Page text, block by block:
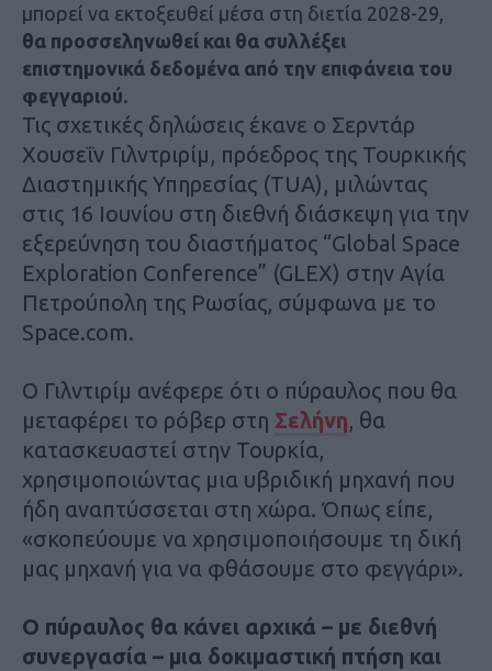
μπορεί να εκτοξευθεί μέσα στη διετία 2028-29,
θα προσσεληνωθεί και θα συλλέξει
επιστημονικά δεδομένα από την επιφάνεια του
φεγγαριού.
Τις σχετικές δηλώσεις έκανε ο Σερντάρ
Χουσεΐν Γιλντριρίμ, πρόεδρος της Τουρκικής
Διαστημικής Υπηρεσίας (TUA), μιλώντας
στις 16 Ιουνίου στη διεθνή διάσκεψη για την
εξερεύνηση του διαστήματος “Global Space
Exploration Conference” (GLEX) στην Αγία
Πετρούπολη της Ρωσίας, σύμφωνα με το
Space.com.
Ο Γιλντιρίμ ανέφερε ότι ο πύραυλος που θα
μεταφέρει το ρόβερ στη Σελήνη, θα
κατασκευαστεί στην Τουρκία,
χρησιμοποιώντας μια υβριδική μηχανή που
ήδη αναπτύσσεται στη χώρα. Όπως είπε,
«σκοπεύουμε να χρησιμοποιήσουμε τη δική
μας μηχανή για να φθάσουμε στο φεγγάρι».
Ο πύραυλος θα κάνει αρχικά – με διεθνή
συνεργασία – μια δοκιμαστική πτήση και